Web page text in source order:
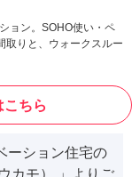
ョン。SOHO使い・ペ
取りと、ウォークスルー
こちら
ーション住宅の